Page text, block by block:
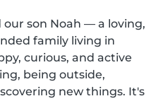
our son Noah — a loving,
family living in
curious, and active
being outside,
new things. It's